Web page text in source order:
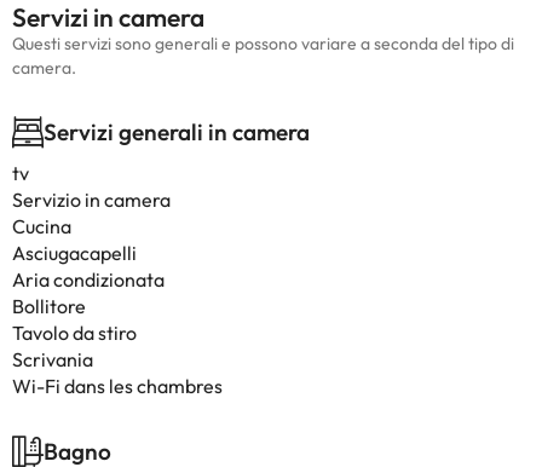
Servizi in camera
Questi servizi sono generali e possono variare a seconda del tipo di
camera.
Servizi generali in camera
tv
Servizio in camera
Cucina
Asciugacapelli
Aria condizionata
Bollitore
Tavolo da stiro
Scrivania
Wi-Fi dans les chambres
Bagno